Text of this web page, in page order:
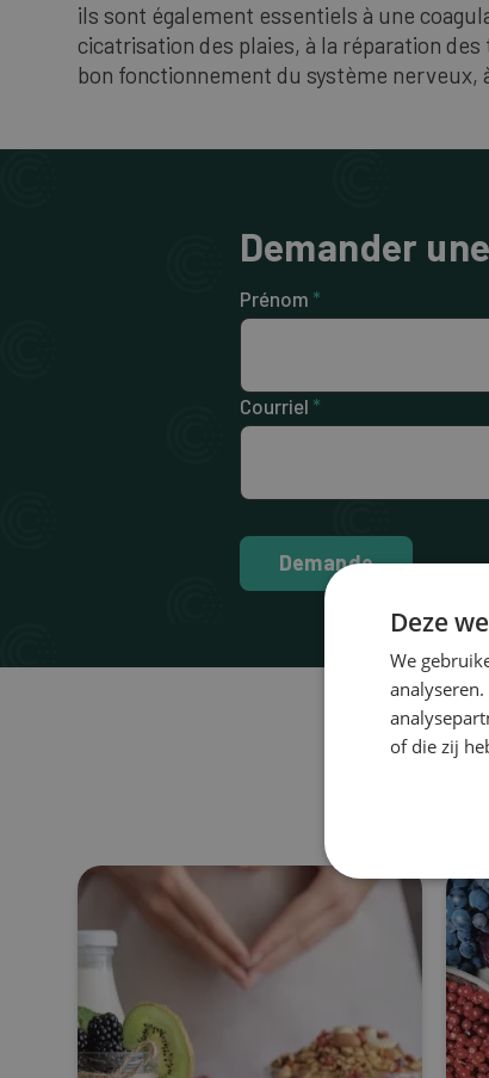
ils sont également essentiels à une
cicatrisation des plaies, à la réparation
bon fonctionnement du système nerveux,
Demander
Prénom *
Courriel *
Demande
Deze
We
of die zij